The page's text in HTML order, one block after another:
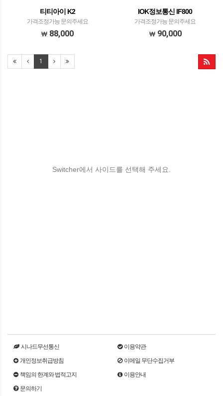
티티아이 K2
가격조정가능 문의주세요
88,000
IOK정보통신 IF800
가격조정가능 문의주세요
90,000
1
Switcher에서 사이드를 선택해 주세요.
시나드무선통신
이용약관
개인정보취급방침
이메일 무단수집거부
책임의 한계와 법적고지
이용안내
문의하기